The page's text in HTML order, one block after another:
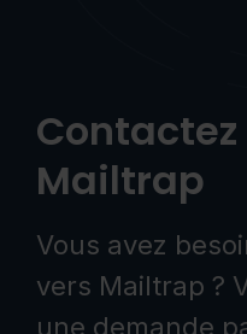
Contactez
Mailtrap
Vous avez
vers Mailtrap ?
une demande